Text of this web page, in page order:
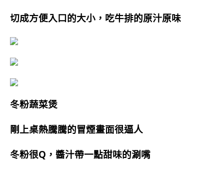
切成方便入口的大小，吃牛排的原汁原味
冬粉蔬菜煲
剛上桌熱騰騰的冒煙畫面很逼人
冬粉很Q，醬汁帶一點甜味的涮嘴